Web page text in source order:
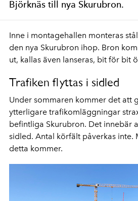
Björknäs till nya Skurubron.
Inne i montagehallen monteras
den nya Skurubron ihop. Bron
ut, kallas även lanseras, bit för bit
Trafiken flyttas i sidled
Under sommaren kommer det att
ytterligare trafikomläggningar
befintliga Skurubron. Det innebär
sidled. Antal körfält påverkas inte.
detta kommer.